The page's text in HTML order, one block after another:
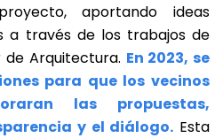
aportando ideas
a través de los trabajos de
Arquitectura. En 2023, se
para que los vecinos
las propuestas,
y el diálogo. Esta